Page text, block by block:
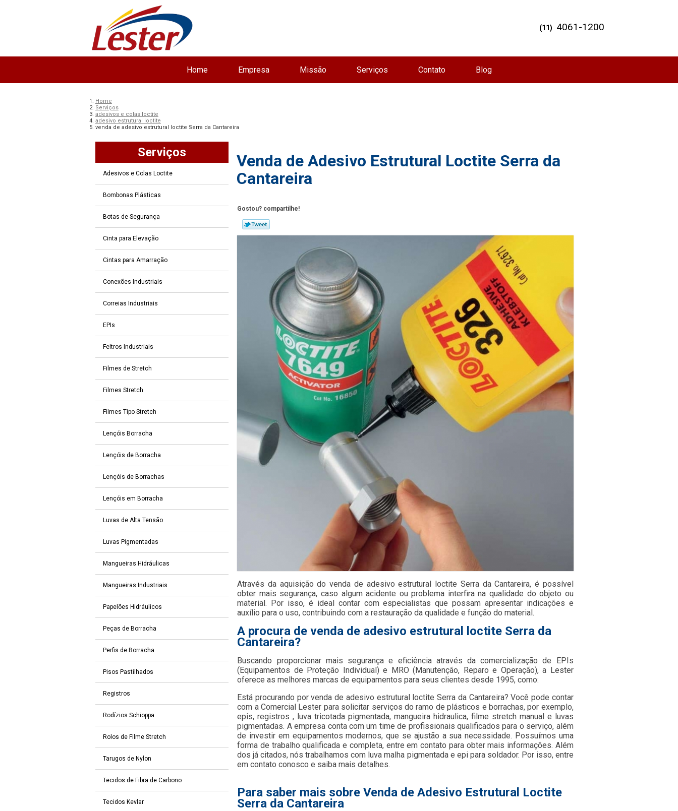
Home Empresa Missão Serviços Contato Blog
(11) 4061-1200
Home
Serviços
adesivos e colas loctite
adesivo estrutural loctite
venda de adesivo estrutural loctite Serra da Cantareira
Serviços
Adesivos e Colas Loctite
Bombonas Plásticas
Botas de Segurança
Cinta para Elevação
Cintas para Amarração
Conexões Industriais
Correias Industriais
EPIs
Feltros Industriais
Filmes de Stretch
Filmes Stretch
Filmes Tipo Stretch
Lençóis Borracha
Lençóis de Borracha
Lençóis de Borrachas
Lençóis em Borracha
Luvas de Alta Tensão
Luvas Pigmentadas
Mangueiras Hidráulicas
Mangueiras Industriais
Papelões Hidráulicos
Peças de Borracha
Perfis de Borracha
Pisos Pastilhados
Registros
Rodízios Schioppa
Rolos de Filme Stretch
Tarugos de Nylon
Tecidos de Fibra de Carbono
Tecidos Kevlar
Venda de Adesivo Estrutural Loctite Serra da
Cantareira
Gostou? compartilhe!
Através da aquisição do venda de adesivo estrutural loctite Serra da Cantareira, é possível
obter mais segurança, caso algum acidente ou problema interfira na qualidade do objeto ou
material. Por isso, é ideal contar com especialistas que possam apresentar indicações e
auxílio para o uso, contribuindo com a restauração da qualidade e função do material.
A procura de venda de adesivo estrutural loctite Serra da
Cantareira?
Buscando proporcionar mais segurança e eficiência através da comercialização de EPIs
(Equipamentos de Proteção Individual) e MRO (Manutenção, Reparo e Operação), a Lester
oferece as melhores marcas de equipamentos para seus clientes desde 1995, como:
Está procurando por venda de adesivo estrutural loctite Serra da Cantareira? Você pode contar
com a Comercial Lester para solicitar serviços do ramo de plásticos e borrachas, por exemplo,
epis, registros , luva tricotada pigmentada, mangueira hidraulica, filme stretch manual e luvas
pigmentadas. A empresa conta com um time de profissionais qualificados para o serviço, além
de investir em equipamentos modernos, que se ajustão a sua necessidade. Possuímos uma
forma de trabalho qualificada e completa, entre em contato para obter mais informações. Além
dos já citados, nós trabalhamos com luva malha pigmentada e epi para soldador. Por isso, entre
em contato conosco e saiba mais detalhes.
Para saber mais sobre Venda de Adesivo Estrutural Loctite
Serra da Cantareira